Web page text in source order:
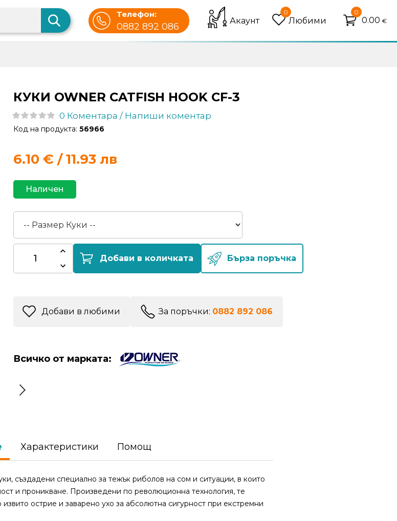
Телефон:
0882 892 086
Акаунт
0
Любими
0
0.00 €
КУКИ OWNER CATFISH HOOK CF-3
0 Коментара / Напиши коментар
Код на продукта: 56966
6.10 € / 11.93 лв
Наличен
Добави в количката Бърза поръчка
Добави в любими За поръчки: 0882 892 086
Всичко от марката:
Характеристики Помощ
създадени специално за тежък риболов на сом и ситуации, в които
и проникване. Произведени по революционна технология, те
острие и заварено ухо за абсолютна сигурност при екстремни